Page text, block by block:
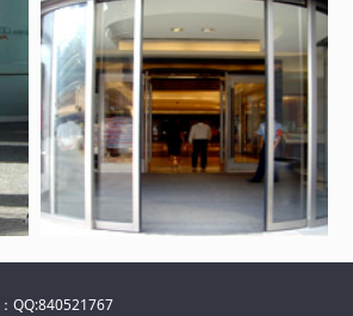
QQ:840521767